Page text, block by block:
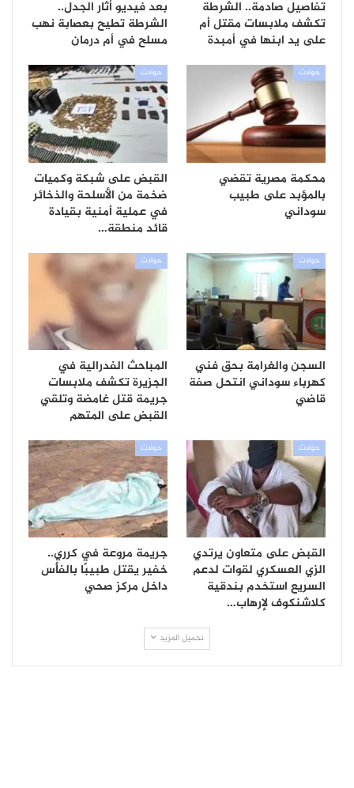
تفاصيل صادمة.. الشرطة
تكشف ملابسات مقتل أم
على يد ابنها في أمبدة
بعد فيديو أثار الجدل..
الشرطة تطيح بعصابة نهب
مسلح في أم درمان
حوادث
محكمة مصرية تقضي
بالمؤبد على طبيب
سوداني
حوادث
القبض على شبكة وكميات
ضخمة من الأسلحة والذخائر
في عملية أمنية بقيادة
قائد منطقة…
حوادث
السجن والغرامة بحق فني
كهرباء سوداني انتحل صفة
قاضي
حوادث
المباحث الفدرالية في
الجزيرة تكشف ملابسات
جريمة قتل غامضة وتلقي
القبض على المتهم
حوادث
القبض على متعاون يرتدي
الزي العسكري لقوات لدعم
السريع استخدم بندقية
كلاشنكوف لإرهاب…
حوادث
جريمة مروعة في كرري..
خفير يقتل طبيبًا بالفأس
داخل مركز صحي
تحميل المزيد